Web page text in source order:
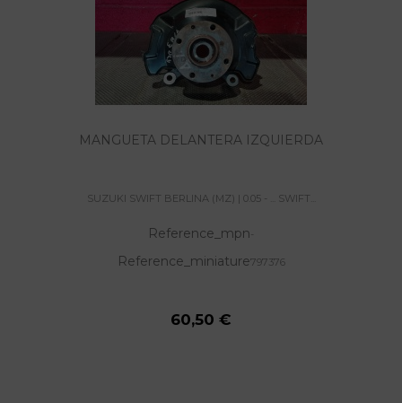
MANGUETA DELANTERA IZQUIERDA
SUZUKI SWIFT BERLINA (MZ) | 0.05 - ... SWIFT...
Reference_mpn-
Reference_miniature797376
60,50 €